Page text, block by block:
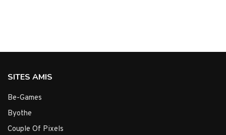
SITES AMIS
Be-Games
Byothe
Couple Of Pixels